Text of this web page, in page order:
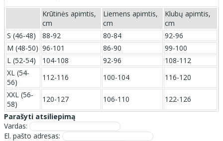
Krūtinės apimtis,
cm
Liemens apimtis,
cm
Klubų apimtis,
cm
S (46-48)
88-92 80-84
92-96
M (48-50) 96-101 86-90
99-100
L (52-54)
104-108 92-96
108-112
XL (54-
56)
112-116 100-104
116-120
XXL (56-
58)
120-127 106-110
122-126
Parašyti atsiliepimą
Vardas:
El. pašto adresas: